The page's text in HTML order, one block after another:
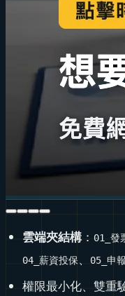
雲端夾結構： 01_發
04_薪資投保、 05_申
權限最小化、雙重